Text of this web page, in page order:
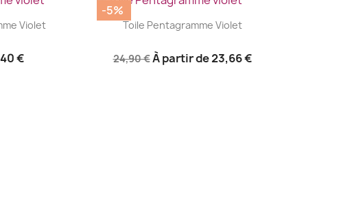
Violet
€
| 
Toile Pentagramme Violet
24,90 €À partir de23,66 €
-5%